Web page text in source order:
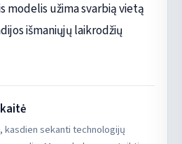
modelis užima svarbią vietą
išmaniųjų laikrodžių
kasdien sekanti technologijų